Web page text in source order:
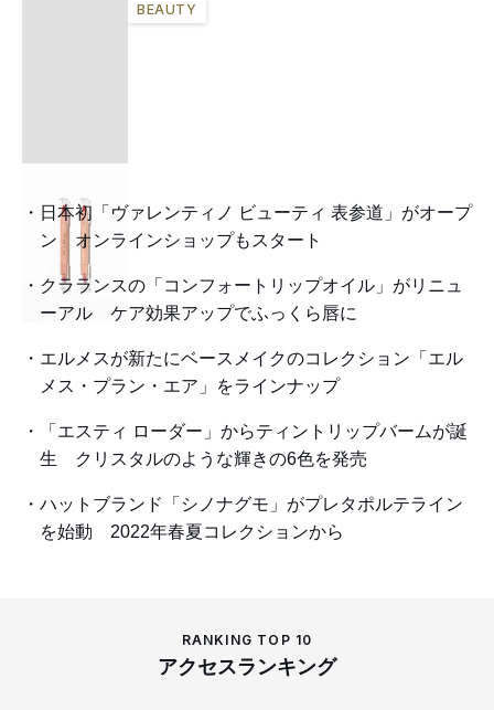
BEAUTY
日本初「ヴァレンティノ ビューティ 表参道」がオープ
ン オンラインショップもスタート
クラランスの「コンフォートリップオイル」がリニュ
ーアル ケア効果アップでふっくら唇に
エルメスが新たにベースメイクのコレクション「エル
メス・プラン・エア」をラインナップ
「エスティ ローダー」からティントリップバームが誕
生 クリスタルのような輝きの6色を発売
ハットブランド「シノナグモ」がプレタポルテライン
を始動 2022年春夏コレクションから
RANKING TOP 10
アクセスランキング